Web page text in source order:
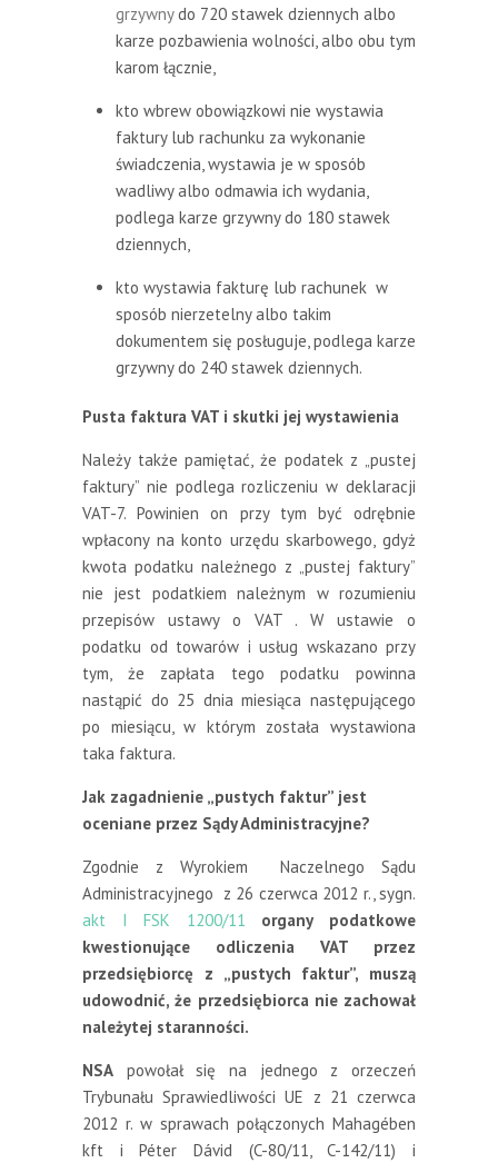
grzywnydo 720 stawek dziennych albo
karze pozbawienia wolności, albo obu tym
karom łącznie,
kto wbrew obowiązkowi nie wystawia
faktury lub rachunku za wykonanie
świadczenia, wystawia je w sposób
wadliwy albo odmawia ich wydania,
podlega karze grzywny do 180 stawek
dziennych,
kto wystawia fakturę lub rachunek w
sposób nierzetelny albo takim
dokumentem się posługuje, podlega karze
grzywny do 240 stawek dziennych.
Pusta faktura VAT i skutki jej wystawienia
Należy także pamiętać, że podatek z „pustej
faktury” nie podlega rozliczeniu w deklaracji
VAT-7. Powinien on przy tym być odrębnie
wpłacony na konto urzędu skarbowego, gdyż
kwota podatku należnego z „pustej faktury”
nie jest podatkiem należnym w rozumieniu
przepisów ustawy o VAT . W ustawie o
podatku od towarów i usług wskazano przy
tym, że zapłata tego podatku powinna
nastąpić do 25 dnia miesiąca następującego
po miesiącu, w którym została wystawiona
taka faktura.
Jak zagadnienie „pustych faktur” jest
oceniane przez Sądy Administracyjne?
Zgodnie z Wyrokiem Naczelnego Sądu
Administracyjnego z 26 czerwca 2012 r., sygn.
akt I FSK 1200/11
organy podatkowe
kwestionujące odliczenia VAT przez
przedsiębiorcę z „pustych faktur”, muszą
udowodnić, że przedsiębiorca nie zachował
należytej staranności.
NSA powołał się na jednego z orzeczeń
Trybunału Sprawiedliwości UE z 21 czerwca
2012 r. w sprawach połączonych Mahagében
kft i Péter Dávid (C-80/11, C-142/11) i